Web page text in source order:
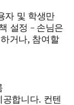
자 및 학생만
설정 – 손님은
거나, 참여할
합니다. 컨텐